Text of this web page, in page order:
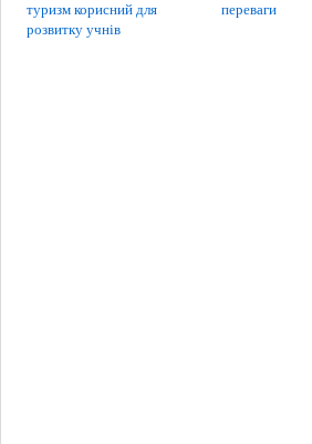
туризм корисний для
розвитку учнів
переваги